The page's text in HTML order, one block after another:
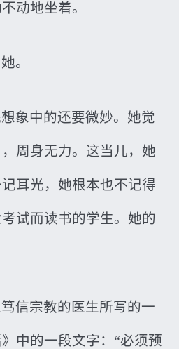
动地坐着。
。
象中的还要微妙。她觉
周身无力。这当儿，她
耳光，她根本也不记得
试而读书的学生。她的
信宗教的医生所写的一
中的一段文字：“必须预